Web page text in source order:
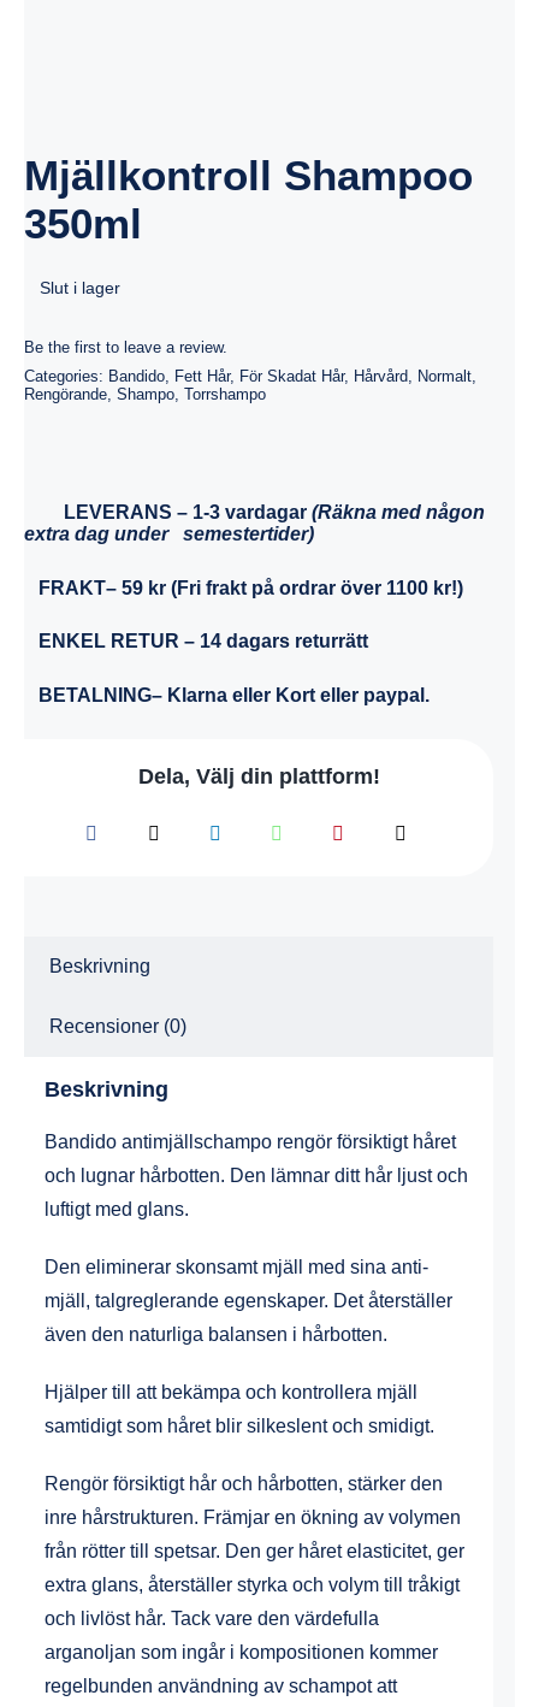
Mjällkontroll Shampoo
350ml
Slut i lager
Be the first to leave a review.
Categories: Bandido, Fett Hår, För Skadat Hår, Hårvård, Normalt,
Rengörande, Shampo, Torrshampo
LEVERANS – 1-3 vardagar (Räkna med någon
extra dag under semestertider)
FRAKT– 59 kr (Fri frakt på ordrar över 1100 kr!)
ENKEL RETUR – 14 dagars returrätt
BETALNING– Klarna eller Kort eller paypal.
Dela, Välj din plattform!
Beskrivning
Recensioner (0)
Beskrivning
Bandido antimjällschampo rengör försiktigt håret
och lugnar hårbotten. Den lämnar ditt hår ljust och
luftigt med glans.
Den eliminerar skonsamt mjäll med sina anti-
mjäll, talgreglerande egenskaper. Det återställer
även den naturliga balansen i hårbotten.
Hjälper till att bekämpa och kontrollera mjäll
samtidigt som håret blir silkeslent och smidigt.
Rengör försiktigt hår och hårbotten, stärker den
inre hårstrukturen. Främjar en ökning av volymen
från rötter till spetsar. Den ger håret elasticitet, ger
extra glans, återställer styrka och volym till tråkigt
och livlöst hår. Tack vare den värdefulla
arganoljan som ingår i kompositionen kommer
regelbunden användning av schampot att